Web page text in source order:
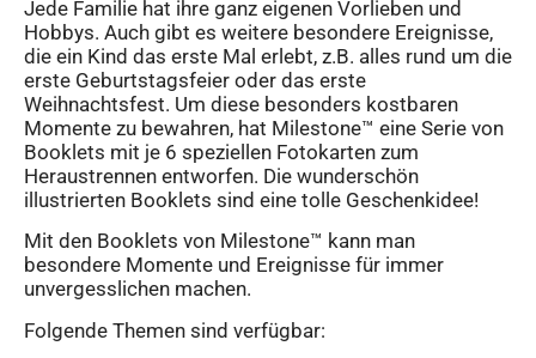
Jede Familie hat ihre ganz eigenen Vorlieben und
Hobbys. Auch gibt es weitere besondere Ereignisse,
die ein Kind das erste Mal erlebt, z.B. alles rund um die
erste Geburtstagsfeier oder das erste
Weihnachtsfest. Um diese besonders kostbaren
Momente zu bewahren, hat Milestone™ eine Serie von
Booklets mit je 6 speziellen Fotokarten zum
Heraustrennen entworfen. Die wunderschön
illustrierten Booklets sind eine tolle Geschenkidee!
Mit den Booklets von Milestone™ kann man
besondere Momente und Ereignisse für immer
unvergesslichen machen.
Folgende Themen sind verfügbar: